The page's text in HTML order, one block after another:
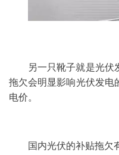
另一只靴子就是光伏
拖欠会明显影响光伏发电
电价。
国内光伏的补贴拖欠